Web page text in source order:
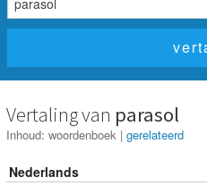
Vertaling van parasol
Inhoud: woordenboek | gerelateerd
Nederlands